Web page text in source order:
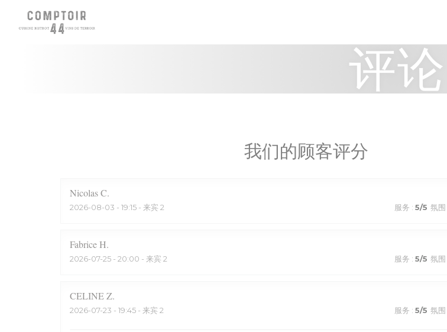
Cookie管理面板
评论
我们的顾客评分
NicolasC
2026-08-03 - 19:15 - 来宾 2 服务 : 5/5 氛围
FabriceH
2026-07-25 - 20:00 - 来宾 2 服务 : 5/5 氛围
CELINEZ
2026-07-23 - 19:45 - 来宾 2 服务 : 5/5 氛围